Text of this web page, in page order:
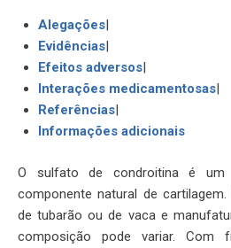
Alegações|
Evidências|
Efeitos adversos|
Interações medicamentosas|
Referências|
Informações adicionais
O sulfato de condroitina é um
componente natural de
de tubarão ou de vaca e
composição pode variar. Com